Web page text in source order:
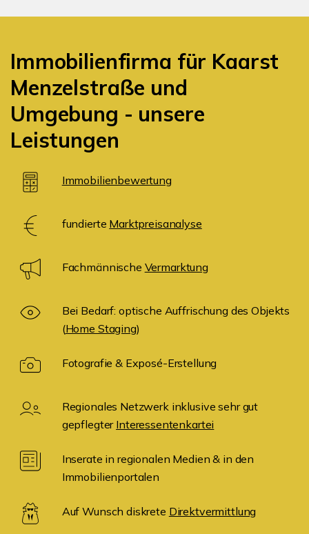
Immobilienfirma für Kaarst
Menzelstraße und
Umgebung - unsere
Leistungen
Immobilienbewertung
fundierte Marktpreisanalyse
Fachmännische Vermarktung
Bei Bedarf: optische Auffrischung des Objekts
(Home Staging)
Fotografie & Exposé-Erstellung
Regionales Netzwerk inklusive sehr gut
gepflegter Interessentenkartei
Inserate in regionalen Medien & in den
Immobilienportalen
Auf Wunsch diskrete Direktvermittlung